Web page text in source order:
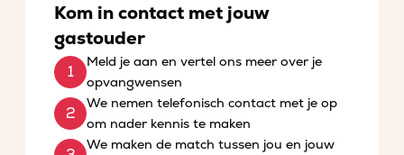
Kom in contact met jouw
gastouder
Meld je aan en vertel ons meer over je
opvangwensen
We nemen telefonisch contact met je op
om nader kennis te maken
We maken de match tussen jou en jouw